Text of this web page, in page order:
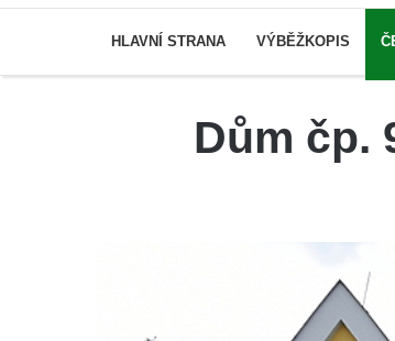
HLAVNÍ STRANA VÝBĚŽKOPIS
Dům čp.